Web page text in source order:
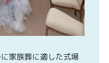
家族葬に適した式場